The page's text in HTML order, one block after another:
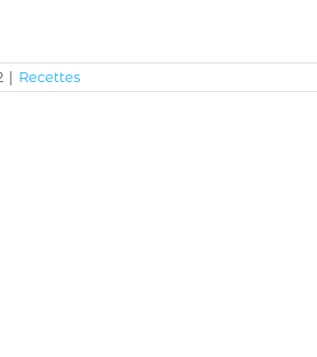
| Recettes